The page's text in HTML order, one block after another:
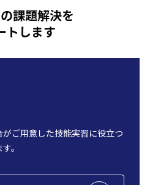
課題解決を
トします
ご用意した技能実習に役立つ
。